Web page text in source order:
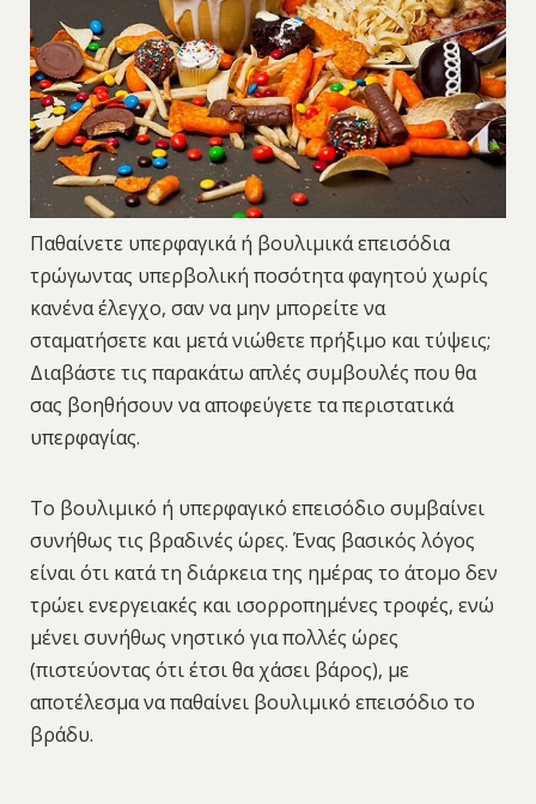
Παθαίνετε υπερφαγικά ή βουλιμικά επεισόδια
τρώγωντας υπερβολική ποσότητα φαγητού χωρίς
κανένα έλεγχο, σαν να μην μπορείτε να
σταματήσετε και μετά νιώθετε πρήξιμο και τύψεις;
Διαβάστε τις παρακάτω απλές συμβουλές που θα
σας βοηθήσουν να αποφεύγετε τα περιστατικά
υπερφαγίας.
Το βουλιμικό ή υπερφαγικό επεισόδιο συμβαίνει
συνήθως τις βραδινές ώρες. Ένας βασικός λόγος
είναι ότι κατά τη διάρκεια της ημέρας το άτομο δεν
τρώει ενεργειακές και ισορροπημένες τροφές, ενώ
μένει συνήθως νηστικό για πολλές ώρες
(πιστεύοντας ότι έτσι θα χάσει βάρος), με
αποτέλεσμα να παθαίνει βουλιμικό επεισόδιο το
βράδυ.